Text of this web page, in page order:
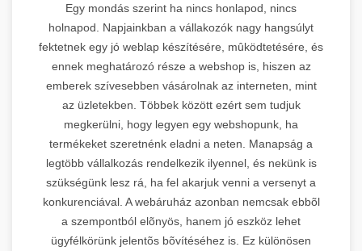
Egy mondás szerint ha nincs honlapod, nincs
holnapod. Napjainkban a vállakozók nagy hangsúlyt
fektetnek egy jó weblap készítésére, mûködtetésére, és
ennek meghatározó része a webshop is, hiszen az
emberek szívesebben vásárolnak az interneten, mint
az üzletekben. Többek között ezért sem tudjuk
megkerülni, hogy legyen egy webshopunk, ha
termékeket szeretnénk eladni a neten. Manapság a
legtöbb vállalkozás rendelkezik ilyennel, és nekünk is
szükségünk lesz rá, ha fel akarjuk venni a versenyt a
konkurenciával. A webáruház azonban nemcsak ebbõl
a szempontból elõnyös, hanem jó eszköz lehet
ügyfélkörünk jelentõs bõvítéséhez is. Ez különösen